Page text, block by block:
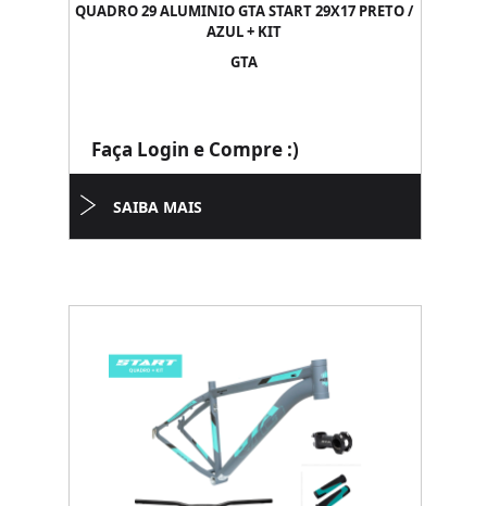
QUADRO 29 ALUMINIO GTA START 29X17 PRETO /
AZUL + KIT
GTA
Faça Login e Compre :)
SAIBA MAIS